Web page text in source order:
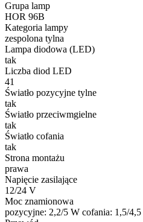
Grupa lamp
HOR 96B
Kategoria lampy
zespolona tylna
Lampa diodowa (LED)
tak
Liczba diod LED
41
Światło pozycyjne tylne
tak
Światło przeciwmgielne
tak
Światło cofania
tak
Strona montażu
prawa
Napięcie zasilające
12/24 V
Moc znamionowa
pozycyjne: 2,2/5 W cofania: 1,5/